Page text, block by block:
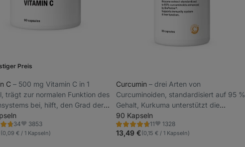
Preis
C ⁠–⁠ 500 mg Vitamin C in 1
trägt zur normalen Funktion des
bei, hilft, den Grad der
und Erschöpfung zu
34 Favoriten
3853
(0,09 € / 1 Kapseln)
Curcumin ⁠–⁠ drei Arten von
Curcuminoiden, standardisiert auf 95 %
Gehalt, Kurkuma unterstützt die
normale Leberfunktion,
Nahrungsergänzungsmittel
90 Kapseln
11
Bewertung
4.7/5,
11
Favoriten
1328
13,49 €(0,15 € / 1 Kapseln)